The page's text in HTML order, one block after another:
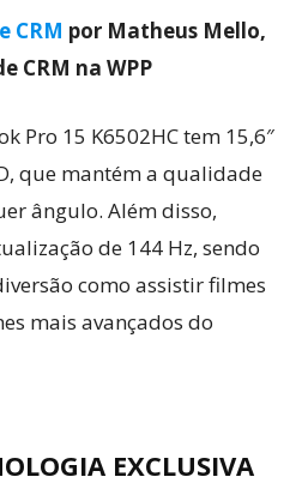
CRM por Matheus Mello,
CRM na WPP
Pro 15 K6502HC tem 15,6″
que mantém a qualidade
ângulo. Além disso,
de 144 Hz, sendo
como assistir filmes
mais avançados do
EXCLUSIVA